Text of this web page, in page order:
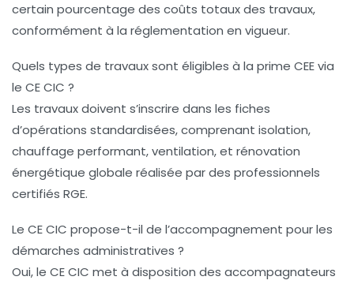
certain pourcentage des coûts totaux des travaux,
conformément à la réglementation en vigueur.
Quels types de travaux sont éligibles à la prime CEE via
le CE CIC ?
Les travaux doivent s’inscrire dans les fiches
d’opérations standardisées, comprenant isolation,
chauffage performant, ventilation, et rénovation
énergétique globale réalisée par des professionnels
certifiés RGE.
Le CE CIC propose-t-il de l’accompagnement pour les
démarches administratives ?
Oui, le CE CIC met à disposition des accompagnateurs